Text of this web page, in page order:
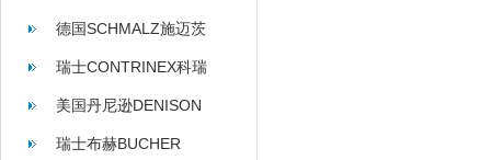
德国SCHMALZ施迈茨
瑞士CONTRINEX科瑞
美国丹尼逊DENISON
瑞士布赫BUCHER